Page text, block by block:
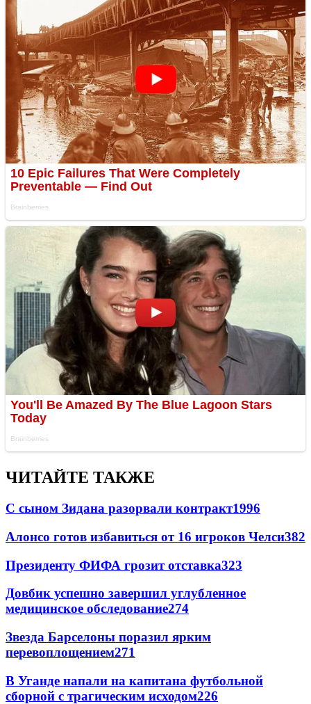
ЧИТАЙТЕ ТАКЖЕ
С сыном Зидана разорвали контракт1996
Алонсо готов избавиться от 16 игроков Челси382
Президенту ФИФА грозит отставка323
Довбик успешно завершил углубленное
медицинское обследование274
Звезда Барселоны поразил ярким
перевоплощением271
В Уганде напали на капитана футбольной
сборной с трагическим исходом226